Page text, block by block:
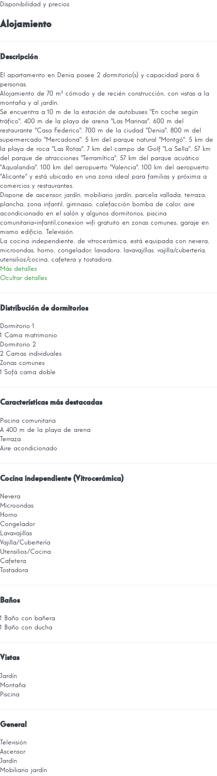
Disponibilidad y precios
Alojamiento
Descripción
El apartamento en Denia posee 2 dormitorio(s) y capacidad para 6
personas.
Alojamiento de 70 m² cómodo y de recién construcción, con vistas a la
montaña y al jardín.
Se encuentra a 10 m de la estación de autobuses "En coche según
tráfico", 400 m de la playa de arena "Las Marinas", 600 m del
restaurante "Casa Federico", 700 m de la ciudad "Denia", 800 m del
supermercado "Mercadona", 5 km del parque natural "Montgó", 5 km de
la playa de roca "Las Rotas", 7 km del campo de Golf "La Sella", 57 km
del parque de atracciones "Terramítica", 57 km del parque acuático
"Aqualandia", 100 km del aeropuerto "Valencia", 100 km del aeropuerto
"Alicante" y está ubicado en una zona ideal para familias y próxima a
comercios y restaurantes.
Dispone de ascensor, jardín, mobiliario jardín, parcela vallada, terraza,
plancha, zona infantil, gimnasio, calefacción bomba de calor, aire
acondicionado en el salón y algunos dormitorios, piscina
comunitaria+infantil,conexion wifi gratuito en zonas comunes, garaje en
mismo edificio, Televisión.
La cocina independiente, de vitrocerámica, está equipada con nevera,
microondas, horno, congelador, lavadora, lavavajillas, vajilla/cubertería,
utensilios/cocina, cafetera y tostadora.
Más detalles
Ocultar detalles
Distribución de dormitorios
Dormitorio 1
1 Cama matrimonio
Dormitorio 2
2 Camas individuales
Zonas comunes
1 Sofá cama doble
Características más destacadas
Piscina comunitaria
A 400 m de la playa de arena
Terraza
Aire acondicionado
Cocina independiente (Vitrocerámica)
Nevera
Microondas
Horno
Congelador
Lavavajillas
Vajilla/Cubertería
Utensilios/Cocina
Cafetera
Tostadora
Baños
1 Baño con bañera
1 Baño con ducha
Vistas
Jardín
Montaña
Piscina
General
Televisión
Ascensor
Jardín
Mobiliario jardín